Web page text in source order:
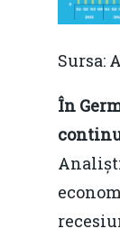
Sursa:
În